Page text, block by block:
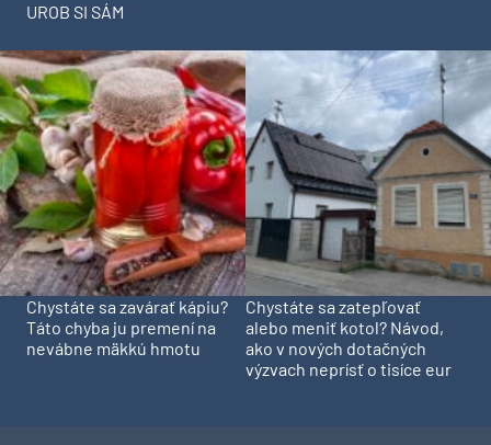
UROB SI SÁM
Chystáte sa zavárať kápiu?
Táto chyba ju premení na
nevábne mäkkú hmotu
Chystáte sa zatepľovať
alebo meniť kotol? Návod,
ako v nových dotačných
výzvach neprísť o tisíce eur